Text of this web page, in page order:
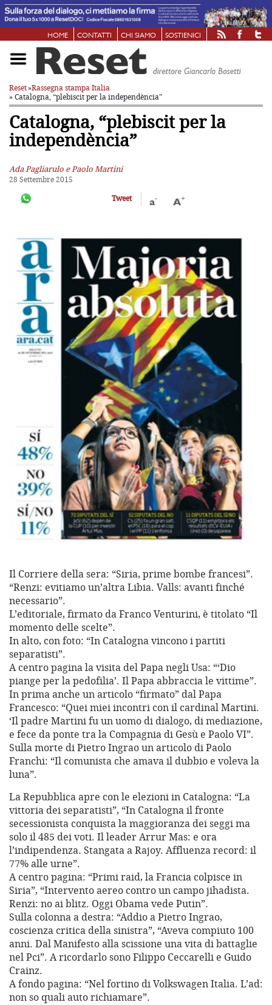
HOME CONTATTI CHI SIAMO SOSTIENICI
Reset»Rassegna stampa Italia
» Catalogna, “plebiscit per la independència”
Catalogna, “plebiscit per la
independència”
Ada Pagliarulo e Paolo Martini
28 Settembre 2015
Tweet
a- A+
Il Corriere della sera: “Siria, prime bombe francesi”.
“Renzi: evitiamo un’altra Libia. Valls: avanti finché
necessario”.
L’editoriale, firmato da Franco Venturini, è titolato “Il
momento delle scelte”.
In alto, con foto: “In Catalogna vincono i partiti
separatisti”.
A centro pagina la visita del Papa negli Usa: “‘Dio
piange per la pedofilia’. Il Papa abbraccia le vittime”.
In prima anche un articolo “firmato” dal Papa
Francesco: “Quei miei incontri con il cardinal Martini.
‘Il padre Martini fu un uomo di dialogo, di mediazione,
e fece da ponte tra la Compagnia di Gesù e Paolo VI”.
Sulla morte di Pietro Ingrao un articolo di Paolo
Franchi: “Il comunista che amava il dubbio e voleva la
luna”.
La Repubblica apre con le elezioni in Catalogna: “La
vittoria dei separatisti”, “In Catalogna il fronte
secessionista conquista la maggioranza dei seggi ma
solo il 485 dei voti. Il leader Arrur Mas: e ora
l’indipendenza. Stangata a Rajoy. Affluenza record: il
77% alle urne”.
A centro pagina: “Primi raid, la Francia colpisce in
Siria”, “Intervento aereo contro un campo jihadista.
Renzi: no ai blitz. Oggi Obama vede Putin”.
Sulla colonna a destra: “Addio a Pietro Ingrao,
coscienza critica della sinistra”, “Aveva compiuto 100
anni. Dal Manifesto alla scissione una vita di battaglie
nel Pci”. A ricordarlo sono Filippo Ceccarelli e Guido
Crainz.
A fondo pagina: “Nel fortino di Volkswagen Italia. L’ad:
non so quali auto richiamare”.